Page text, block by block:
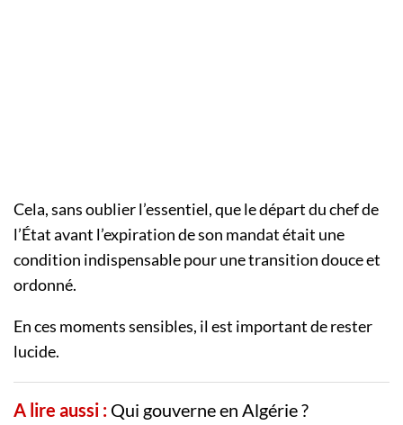
Cela, sans oublier l’essentiel, que le départ du chef de
l’État avant l’expiration de son mandat était une
condition indispensable pour une transition douce et
ordonné.
En ces moments sensibles, il est important de rester
lucide.
A lire aussi : Qui gouverne en Algérie ?